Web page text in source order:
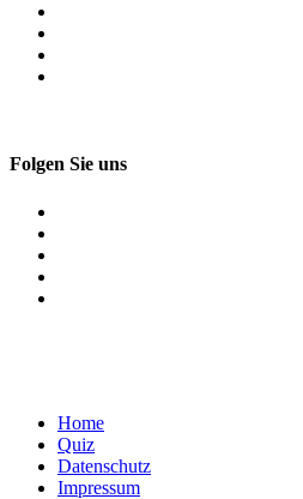
Folgen Sie uns
Home
Quiz
Datenschutz
Impressum